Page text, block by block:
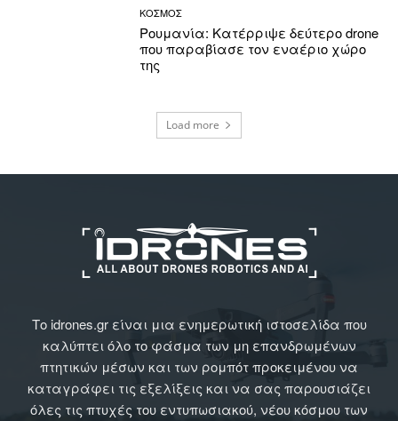
ΚΟΣΜΟΣ
Ρουμανία: Κατέρριψε δεύτερο drone
που παραβίασε τον εναέριο χώρο
της
Load more
Το idrones.gr είναι μια ενημερωτική ιστοσελίδα που
καλύπτει όλο το φάσμα των μη επανδρωμένων
πτητικών μέσων και των ρομπότ προκειμένου να
καταγράφει τις εξελίξεις και να σας παρουσιάζει
όλες τις πτυχές του εντυπωσιακού, νέου κόσμου των